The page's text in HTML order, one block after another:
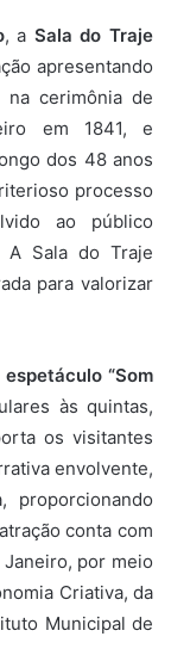
, a Sala do Traje
apresentando
cerimônia de
em 1841, e
dos 48 anos
processo
ao público
A Sala do Traje
para valorizar
espetáculo “Som
às quintas,
os visitantes
envolvente,
proporcionando
conta com
por meio
Criativa, da
Municipal de